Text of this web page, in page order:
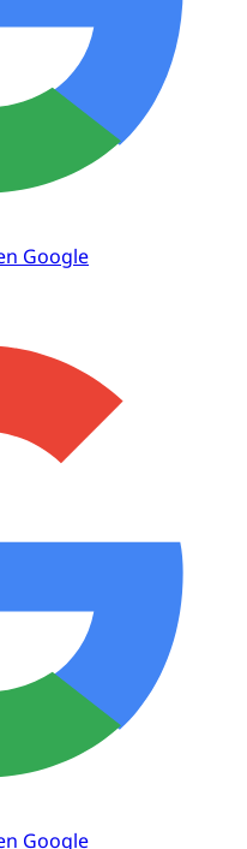
Google
Google